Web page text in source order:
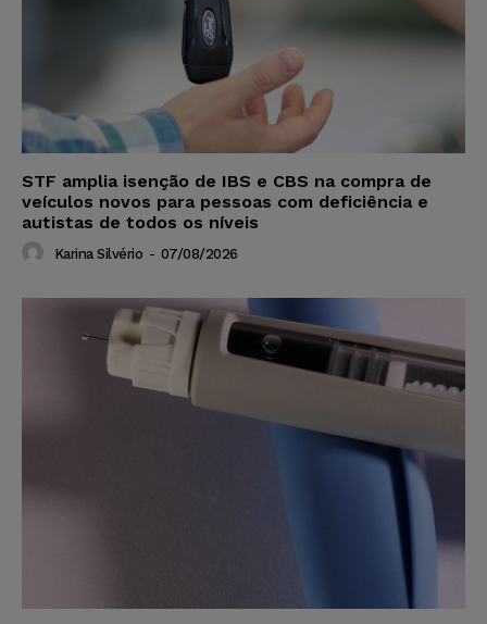
STF amplia isenção de IBS e CBS na compra de
veículos novos para pessoas com deficiência e
autistas de todos os níveis
Karina Silvério - 07/08/2026